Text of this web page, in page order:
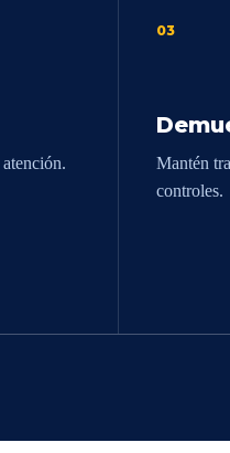
03
Mantén
controles.